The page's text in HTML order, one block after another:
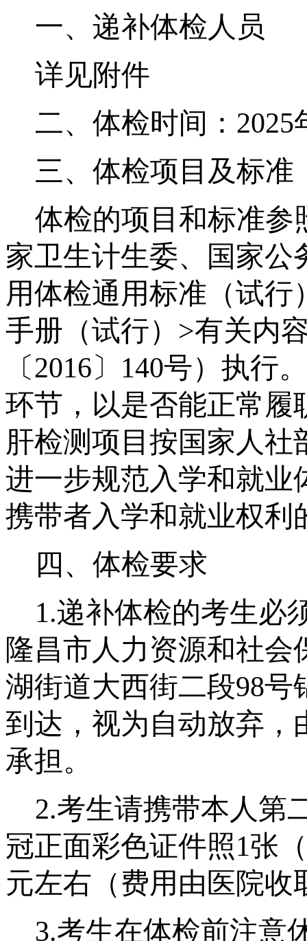
一、递补体检人员
详见附件
二、体检时间 ： 2025
三、体检项目及标准
体检的项目和标准参
家卫生计生委、国家公
用体检通用标准（试
手册（试行）>有关内
〔2016〕140号）执行
环节，以是否能正常履
肝检测项目按国家人
进一步规范入学和就业
携带者入学和就业权利
四、体检要求
1.递补体检的考生必
隆昌市人力资源和社
湖街道大西街二段98号
到达，视为自动放弃，
承担。
2.考生请携带本人第
冠正面彩色证件照1张
元左右（费用由医院收
3.考生在体检前注意